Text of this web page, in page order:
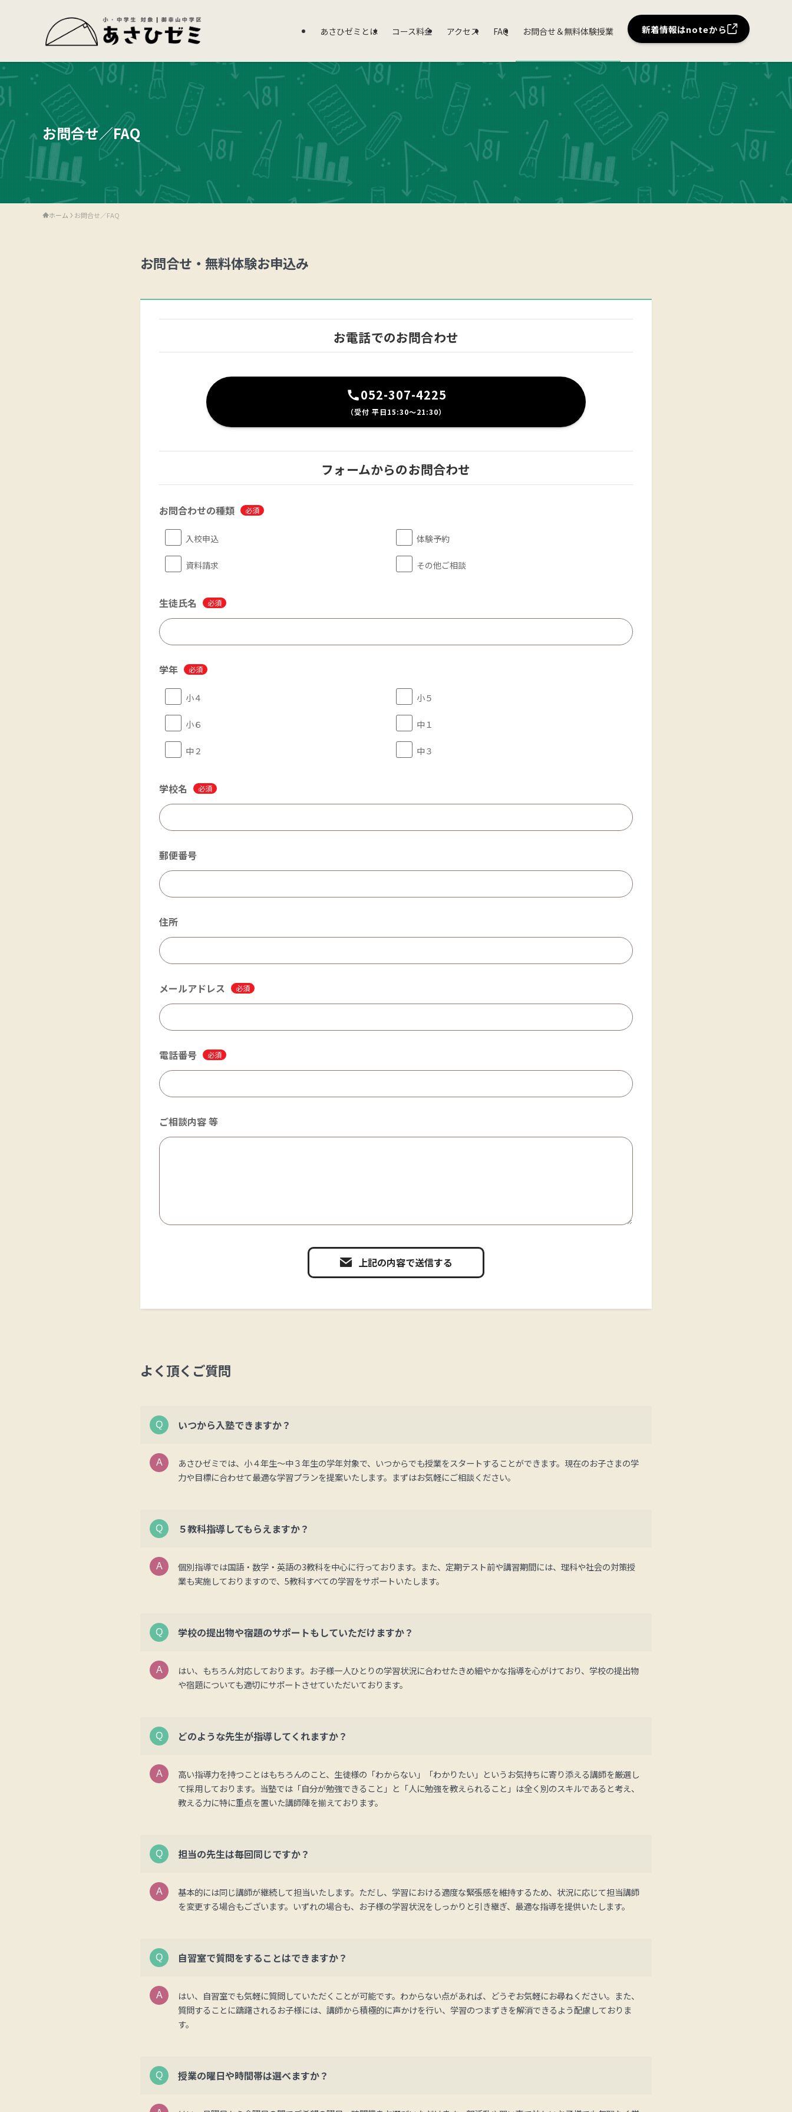
あさひゼミとは コース料金 アクセス FAQ お問合せ＆無料体験授業 新着情報はnoteから
お問合せ／FAQ
ホーム お問合せ／FAQ
お問合せ・無料体験お申込み
お電話でのお問合わせ
052-307-4225
（受付 平日15:30～21:30）
フォームからのお問合わせ
お問合わせの種類 必須
入校申込 体験予約
資料請求 その他ご相談
生徒氏名 必須
学年 必須
小４ 小５
小６ 中１
中２ 中３
学校名 必須
郵便番号
住所
メールアドレス 必須
電話番号 必須
ご相談内容 等
よく頂くご質問
いつから入塾できますか？
あさひゼミでは、小４年生～中３年生の学年対象で、いつからでも授業をスタートすることができます。現在のお子さまの学
力や目標に合わせて最適な学習プランを提案いたします。まずはお気軽にご相談ください。
５教科指導してもらえますか？
個別指導では国語・数学・英語の3教科を中心に行っております。また、定期テスト前や講習期間には、理科や社会の対策授
業も実施しておりますので、5教科すべての学習をサポートいたします。
学校の提出物や宿題のサポートもしていただけますか？
はい、もちろん対応しております。お子様一人ひとりの学習状況に合わせたきめ細やかな指導を心がけており、学校の提出物
や宿題についても適切にサポートさせていただいております。
どのような先生が指導してくれますか？
高い指導力を持つことはもちろんのこと、生徒様の「わからない」「わかりたい」というお気持ちに寄り添える講師を厳選し
て採用しております。当塾では「自分が勉強できること」と「人に勉強を教えられること」は全く別のスキルであると考え、
教える力に特に重点を置いた講師陣を揃えております。
担当の先生は毎回同じですか？
基本的には同じ講師が継続して担当いたします。ただし、学習における適度な緊張感を維持するため、状況に応じて担当講師
を変更する場合もございます。いずれの場合も、お子様の学習状況をしっかりと引き継ぎ、最適な指導を提供いたします。
自習室で質問をすることはできますか？
はい、自習室でも気軽に質問していただくことが可能です。わからない点があれば、どうぞお気軽にお尋ねください。また、
質問することに躊躇されるお子様には、講師から積極的に声かけを行い、学習のつまずきを解消できるよう配慮しておりま
す。
授業の曜日や時間帯は選べますか？